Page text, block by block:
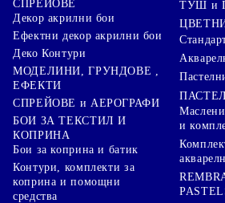
СПРЕЙОВЕ
Декор акрилни бои
Ефектни декор акрилни бои
Деко Контури
МОДЕЛИНИ, ГРУНДОВЕ ,
ЕФЕКТИ
СПРЕЙОВЕ и АЕРОГРАФИ
БОИ ЗА ТЕКСТИЛ И
КОПРИНА
Бои за коприна и батик
Контури, комплекти за
коприна и помощни
средства
ТУШ и
и